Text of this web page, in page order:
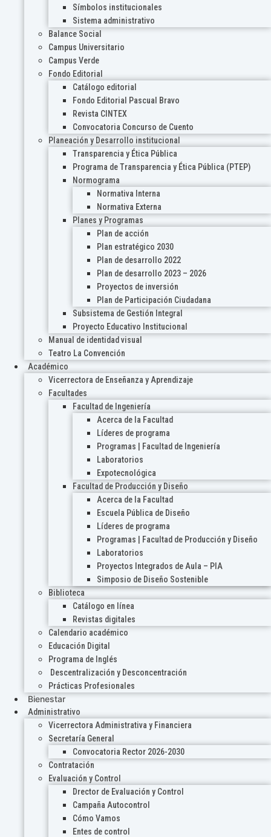
Símbolos institucionales
Sistema administrativo
Balance Social
Campus Universitario
Campus Verde
Fondo Editorial
Catálogo editorial
Fondo Editorial Pascual Bravo
Revista CINTEX
Convocatoria Concurso de Cuento
Planeación y Desarrollo institucional
Transparencia y Ética Pública
Programa de Transparencia y Ética Pública (PTEP)
Normograma
Normativa Interna
Normativa Externa
Planes y Programas
Plan de acción
Plan estratégico 2030
Plan de desarrollo 2022
Plan de desarrollo 2023 – 2026
Proyectos de inversión
Plan de Participación Ciudadana
Subsistema de Gestión Integral
Proyecto Educativo Institucional
Manual de identidad visual
Teatro La Convención
Académico
Vicerrectora de Enseñanza y Aprendizaje
Facultades
Facultad de Ingeniería
Acerca de la Facultad
Líderes de programa
Programas | Facultad de Ingeniería
Laboratorios
Expotecnológica
Facultad de Producción y Diseño
Acerca de la Facultad
Escuela Pública de Diseño
Líderes de programa
Programas | Facultad de Producción y Diseño
Laboratorios
Proyectos Integrados de Aula – PIA
Simposio de Diseño Sostenible
Biblioteca
Catálogo en línea
Revistas digitales
Calendario académico
Educación Digital
Programa de Inglés
Descentralización y Desconcentración
Prácticas Profesionales
Bienestar
Administrativo
Vicerrectora Administrativa y Financiera
Secretaría General
Convocatoria Rector 2026-2030
Contratación
Evaluación y Control
Drector de Evaluación y Control
Campaña Autocontrol
Cómo Vamos
Entes de control